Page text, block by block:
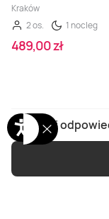
Kraków
2 os.
1 nocleg
489,00 zł
Pytania i